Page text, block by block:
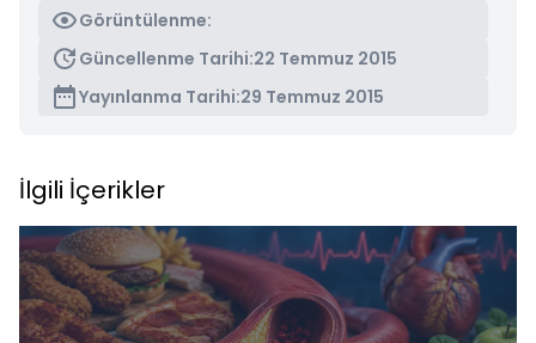
Görüntülenme:
Güncellenme Tarihi:22 Temmuz 2015
Yayınlanma Tarihi:29 Temmuz 2015
İlgili İçerikler